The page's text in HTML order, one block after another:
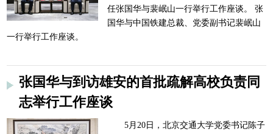
任张国华与裴岷山一行举行工作座谈。 张
国华与中国铁建总裁、党委副书记裴岷山
一行举行工作座谈。
张国华与到访雄安的首批疏解高校负责同
志举行工作座谈
5月20日，北京交通大学党委书记陈子